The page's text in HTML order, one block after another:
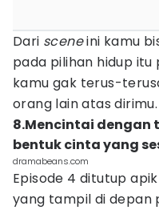
Dari sceneini kamu
pada pilihan hidup
kamu gak terus-
orang lain atas dirimu.
8.Mencintai dengan
bentuk cinta yang
dramabeans.com
Episode 4 ditutup
yang tampil di depan